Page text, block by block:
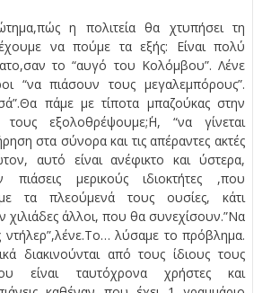
η πολιτεία θα χτυπήσει τη
να πούμε τα εξής: Είναι πολύ
το “αυγό του Κολόμβου”. Λένε
“να πιάσουν τους μεγαλεμπόρους”.
πάμε με τίποτα μπαζούκας στην
εξολοθρέψουμε;΄Η, “να γίνεται
στα σύνορα και τις απέραντες ακτές
αυτό είναι ανέφικτο και ύστερα,
μερικούς ιδιοκτήτες ,που
τα πλεούμενά τους ουσίες, κάτι
χιλιάδες άλλοι, που θα συνεχίσουν.”Να
ντήλερ”,λένε.Το… λύσαμε το πρόβλημα.
διακινούνται από τους ίδιους τους
είναι ταυτόχρονα χρήστες και